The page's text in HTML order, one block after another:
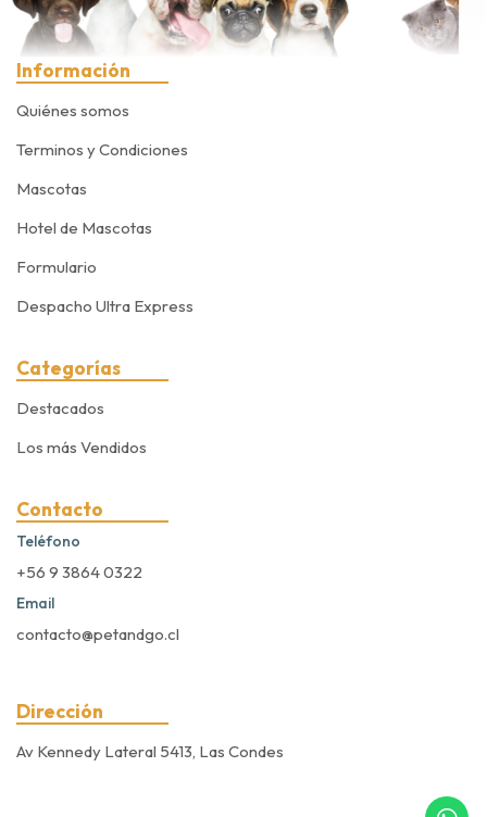
Información
Quiénes somos
Terminos y Condiciones
Mascotas
Hotel de Mascotas
Formulario
Despacho Ultra Express
Categorías
Destacados
Los más Vendidos
Contacto
Teléfono
+56 9 3864 0322
Email
contacto@petandgo.cl
Dirección
Av Kennedy Lateral 5413, Las Condes